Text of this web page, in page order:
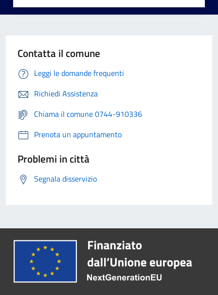
Contatta il comune
Leggi le domande frequenti
Richiedi Assistenza
Chiama il comune 0744-910336
Prenota un appuntamento
Problemi in città
Segnala disservizio